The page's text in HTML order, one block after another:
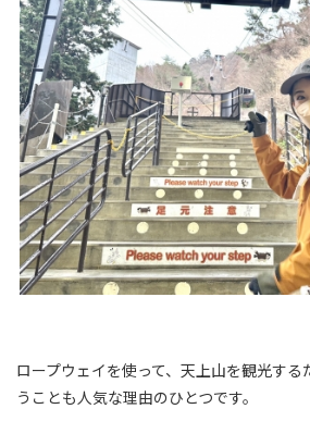
ロープウェイを使って、天上山を観光す
うことも人気な理由のひとつです。